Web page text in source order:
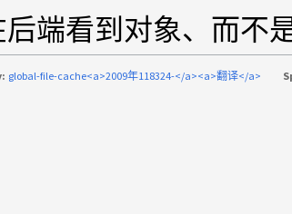
端看到对象、而不
global-file-cache<a>2009年118324-</a><a>翻译</a>